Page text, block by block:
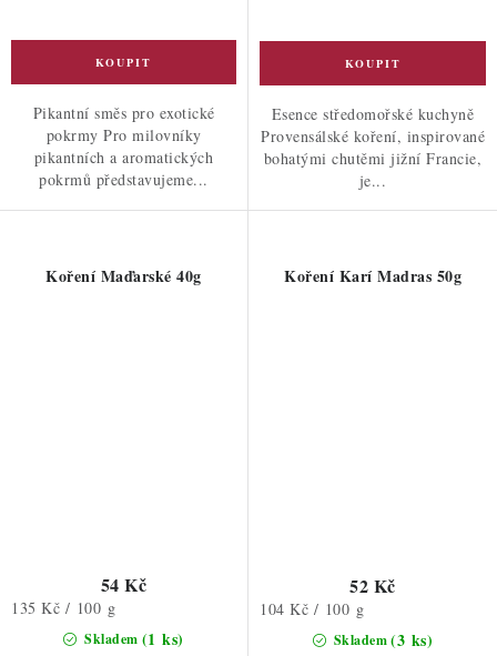
Pikantní směs pro exotické
pokrmy Pro milovníky
pikantních a aromatických
pokrmů představujeme...
Esence středomořské kuchyně
Provensálské koření, inspirované
bohatými chutěmi jižní Francie,
je...
Koření Maďarské 40g
Skladem (1 ks)
54 Kč
Měrná
135 Kč / 100 g
Koření Karí Madras 50g
Skladem(3 ks)
52 Kč
Měrná
104 Kč / 100 g